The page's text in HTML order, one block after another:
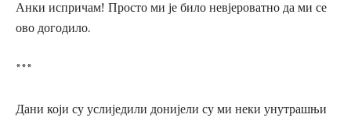
Анки испричам! Просто ми је било невјероватно да ми се
ово догодило.
***
Дани који су услиједили донијели су ми неки унутрашњи